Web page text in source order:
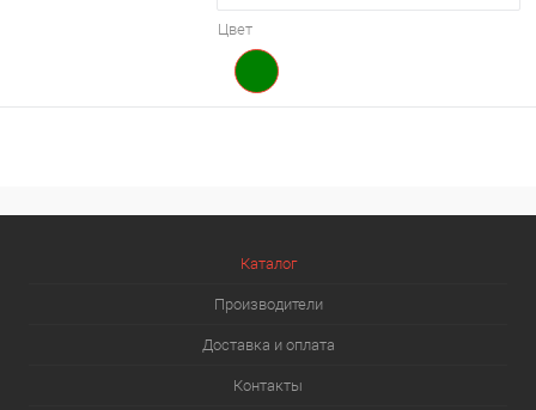
Цвет
Каталог
Производители
Доставка и оплата
Контакты